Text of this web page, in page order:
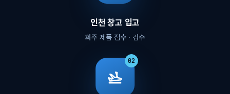
인천 창고 입고
화주 제품 접수 · 검수
02